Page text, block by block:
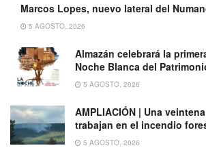
Marcos Lopes, nuevo lateral del
5 AGOSTO, 2026
Almazán celebrará la
Noche Blanca del
5 AGOSTO, 2026
AMPLIACIÓN | Una
trabajan en el incendio
5 AGOSTO, 2026